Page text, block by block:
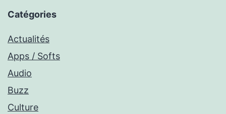
Catégories
Actualités
Apps / Softs
Audio
Buzz
Culture